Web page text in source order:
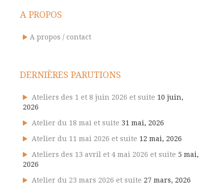
A PROPOS
A propos / contact
DERNIÈRES PARUTIONS
Ateliers des 1 et 8 juin 2026 et suite 10 juin,
2026
Atelier du 18 mai et suite 31 mai, 2026
Atelier du 11 mai 2026 et suite 12 mai, 2026
Ateliers des 13 avril et 4 mai 2026 et suite 5 mai,
2026
Atelier du 23 mars 2026 et suite 27 mars, 2026